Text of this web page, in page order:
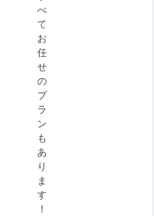
べ
て
お
任
せ
の
プ
ラ
ン
も
あ
り
ま
す
！